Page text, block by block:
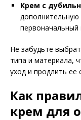
Крем с
первоначальный
Не забудьте
типа и материала,
уход и продлить ее
Как
крем для